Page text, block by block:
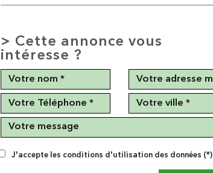
> Cette annonce vous
intéresse ?
J'accepte les conditions d'utilisation des données (*)